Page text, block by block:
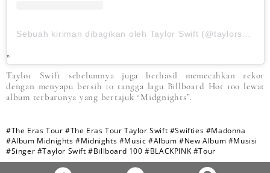
Taylor Swift sebelumnya juga berhasil memecahkan rekor
dengan menyapu bersih 10 tangga lagu Billboard Hot 100 lewat
album terbarunya yang bertajuk “Midgnights”.
#The Eras Tour #The Eras Tour Taylor Swift #Swifties #Madonna
#Album Midnights #Midnights #Music #Album #New Album #Musisi
#Singer #Taylor Swift #Billboard 100 #BLACKPINK #Tour